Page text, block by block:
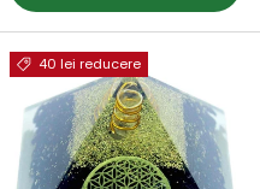
40 lei reducere